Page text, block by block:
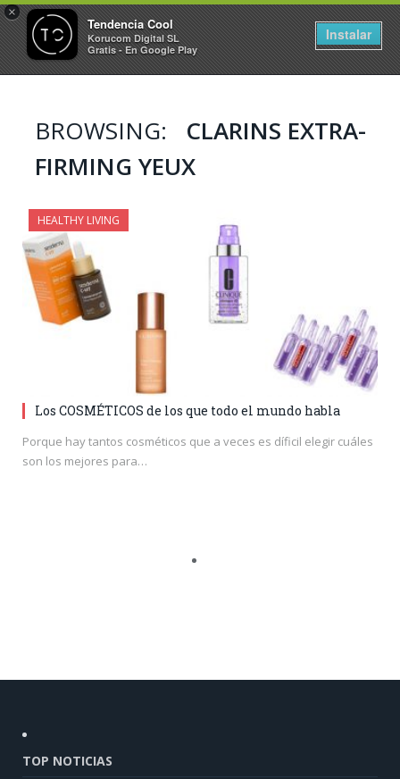
×
Tendencia Cool
Korucom Digital SL
Gratis - En Google Play
Instalar
BROWSING:
CLARINS EXTRA-
FIRMING YEUX
HEALTHY LIVING
Los COSMÉTICOS de los que todo el mundo habla
Porque hay tantos cosméticos que a veces es díficil elegir cuáles
son los mejores para…
TOP NOTICIAS